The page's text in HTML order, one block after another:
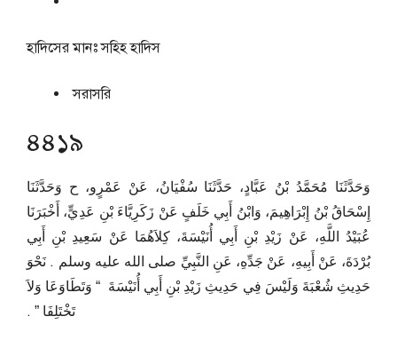
হাদিসের মানঃসহিহ হাদিস
সরাসরি
৪৪১৯
وَحَدَّثَنَا مُحَمَّدُ بْنُ عَبَّادٍ، حَدَّثَنَا سُفْيَانُ، عَنْ عَمْرٍو، ح وَحَدَّثَنَا
إِسْحَاقُ بْنُ إِبْرَاهِيمَ، وَابْنُ أَبِي خَلَفٍ عَنْ زَكَرِيَّاءَ بْنِ عَدِيٍّ، أَخْبَرَنَا
عُبَيْدُ اللَّهِ، عَنْ زَيْدِ بْنِ أَبِي أُنَيْسَةَ، كِلاَهُمَا عَنْ سَعِيدِ بْنِ أَبِي
بُرْدَةَ، عَنْ أَبِيهِ، عَنْ جَدِّهِ، عَنِ النَّبِيِّ صلى الله عليه وسلم ‏.‏ نَحْوَ
حَدِيثِ شُعْبَةَ وَلَيْسَ فِي حَدِيثِ زَيْدِ بْنِ أَبِي أُنَيْسَةَ ‏ “‏ وَتَطَاوَعَا وَلاَ
تَخْتَلِفَا ‏”‏ ‏.‏